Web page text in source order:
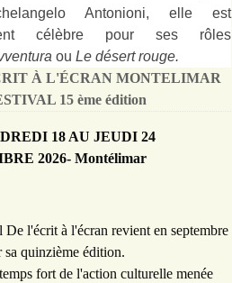
Antonioni, elle est
célèbre pour ses rôles
ou Le désert rouge.
À L'ÉCRAN MONTELIMAR
15 ème édition
18 AU JEUDI 24
2026- Montélimar
De l'écrit à l'écran revient en septembre
sa quinzième édition.
fort de l'action culturelle menée